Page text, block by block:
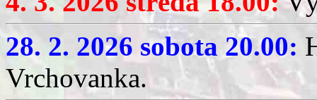
28. 2. 2026 sobota 20.00:
Vrchovanka.